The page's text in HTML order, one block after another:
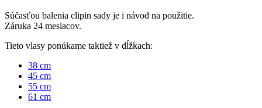
Súčasťou balenia clipin sady je i návod na použitie.
Záruka 24 mesiacov.
Tieto vlasy ponúkame taktiež v dĺžkach:
38 cm
45 cm
55 cm
61 cm